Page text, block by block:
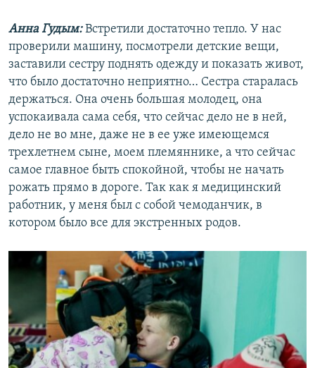
Анна Гудым:Встретили достаточно тепло. У нас
проверили машину, посмотрели детские вещи,
заставили сестру поднять одежду и показать живот,
что было достаточно неприятно… Сестра старалась
держаться. Она очень большая молодец, она
успокаивала сама себя, что сейчас дело не в ней,
дело не во мне, даже не в ее уже имеющемся
трехлетнем сыне, моем племяннике, а что сейчас
самое главное быть спокойной, чтобы не начать
рожать прямо в дороге. Так как я медицинский
работник, у меня был с собой чемоданчик, в
котором было все для экстренных родов.